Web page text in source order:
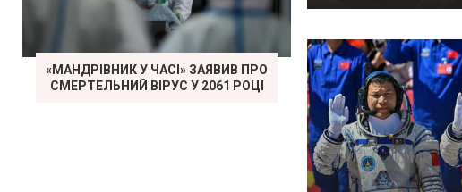
«МАНДРІВНИК У ЧАСІ» ЗАЯВИВ ПРО
СМЕРТЕЛЬНИЙ ВІРУС У 2061 РОЦІ